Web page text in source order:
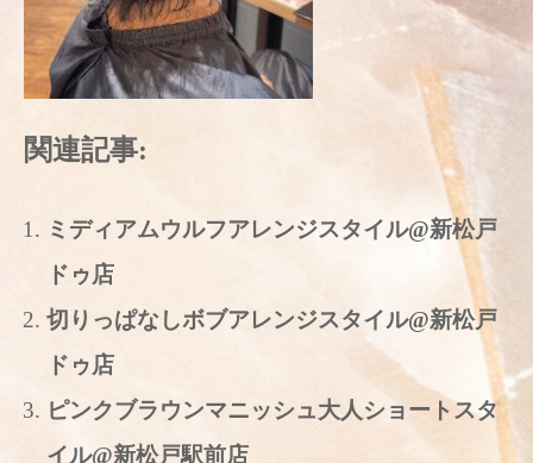
関連記事:
ミディアムウルフアレンジスタイル@新松戸
ドゥ店
切りっぱなしボブアレンジスタイル@新松戸
ドゥ店
ピンクブラウンマニッシュ大人ショートスタ
イル@新松戸駅前店